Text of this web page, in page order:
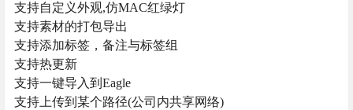
支持自定义外观,仿MAC红绿灯
支持素材的打包导出
支持添加标签，备注与标签组
支持热更新
支持一键导入到Eagle
支持上传到某个路径(公司内共享网络)